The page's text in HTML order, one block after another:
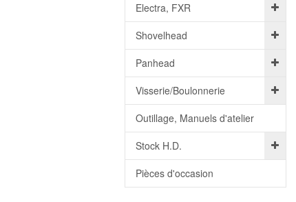
Electra, FXR
Shovelhead
Panhead
Visserie/Boulonnerie
Outillage, Manuels d'atelier
Stock H.D.
Pièces d'occasion